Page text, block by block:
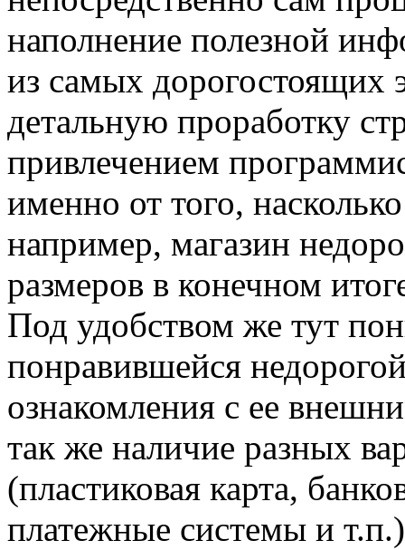
наполнение полезной
из самых дорогостоящих
детальную проработку
привлечением
именно от того,
например, магазин
размеров в конечном
Под удобством же тут
понравившейся
ознакомления с ее
так же наличие разных
(пластиковая карта,
платежные системы и